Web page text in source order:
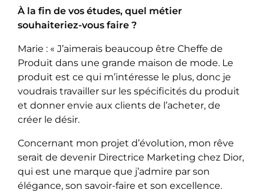
À la fin de vos études, quel métier
souhaiteriez-vous faire ?
Marie : « J’aimerais beaucoup être Cheffe de
Produit dans une grande maison de mode. Le
produit est ce qui m’intéresse le plus, donc je
voudrais travailler sur les spécificités du produit
et donner envie aux clients de l’acheter, de
créer le désir.
Concernant mon projet d’évolution, mon rêve
serait de devenir Directrice Marketing chez Dior,
qui est une marque que j’admire par son
élégance, son savoir-faire et son excellence.